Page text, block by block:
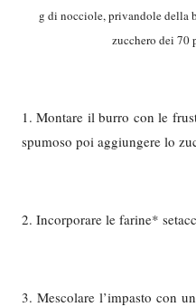
g di nocciole, privandole della
zucchero dei 70
1. Montare il burro con le
spumoso poi aggiungere lo
2. Incorporare le farine*
3. Mescolare l’impasto con